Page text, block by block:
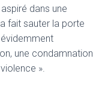
dans une
fait sauter la porte
évidemment
une condamnation
».